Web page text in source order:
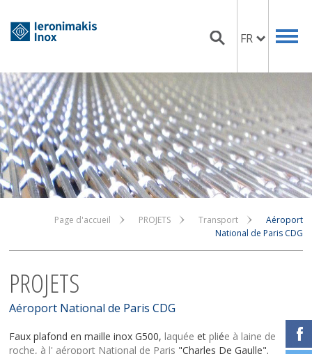
FR
Page d'accueil PROJETS Transport
Aéroport
National de Paris CDG
PROJETS
Aéroport National de Paris CDG
Faux plafond en maille inox G500,laquéeetpliée à laine de
roche, à l' aéroport National de Paris "Charles De Gaulle".